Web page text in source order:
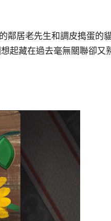
鄰居老先生和調皮搗蛋的
起藏在過去毫無關聯卻又